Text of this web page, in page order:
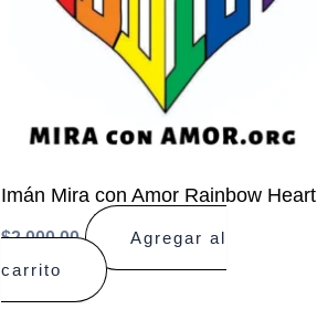
Imán Mira con Amor Rainbow Heart
$2.000,00
Agregar al
carrito